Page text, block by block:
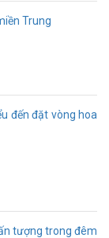
Trung
đến đặt vòng hoa
tượng trong đêm